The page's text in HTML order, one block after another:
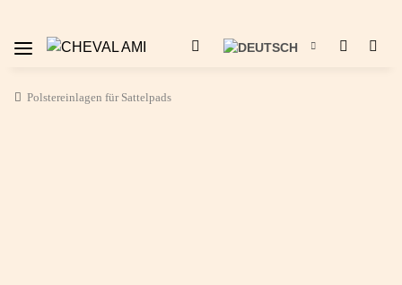
Polstereinlagen für Sattelpads